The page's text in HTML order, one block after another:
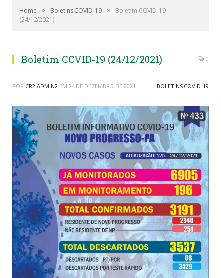
Home » Boletins COVID-19 »
Boletim COVID-19
(24/12/2021)
Boletim COVID-19 (24/12/2021) 0
POR CR2-ADMIN2 EM 24 DE DEZEMBRO DE 2021 BOLETINS COVID-19